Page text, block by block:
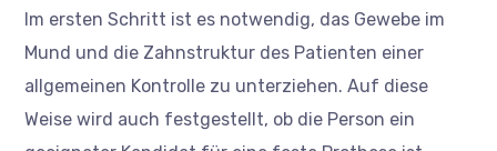
Im ersten Schritt ist es notwendig, das Gewebe im
Mund und die Zahnstruktur des Patienten einer
allgemeinen Kontrolle zu unterziehen. Auf diese
Weise wird auch festgestellt, ob die Person ein